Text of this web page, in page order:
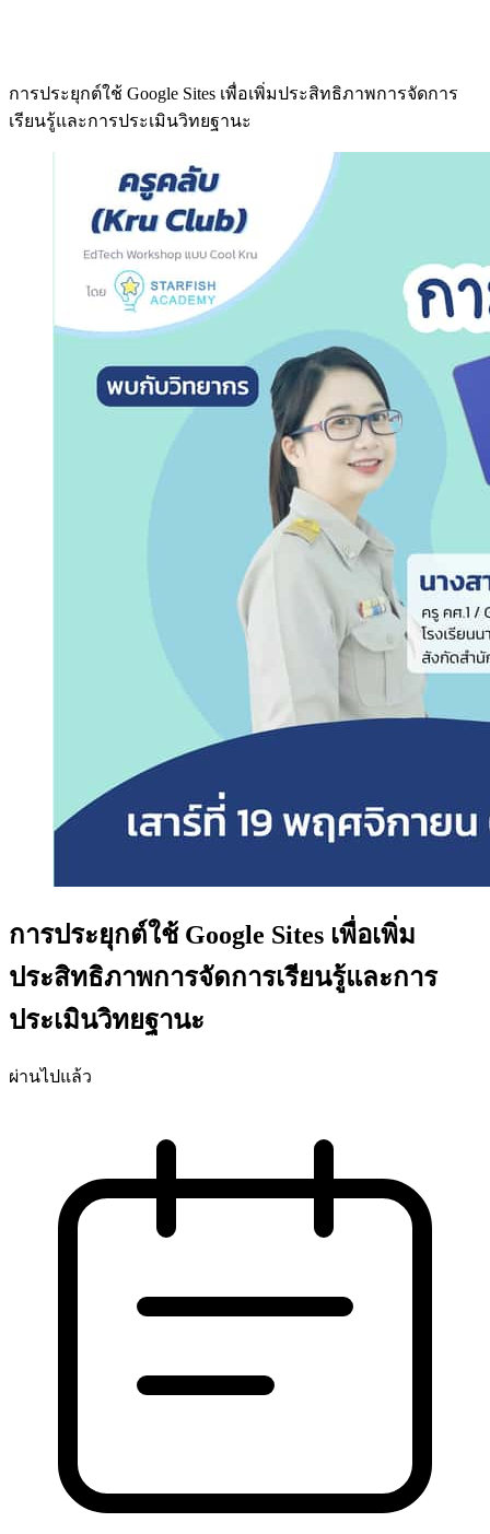
การประยุกต์ใช้ Google Sites เพื่อเพิ่มประสิทธิภาพการจัดการ
เรียนรู้และการประเมินวิทยฐานะ
การประยุกต์ใช้ Google Sites เพื่อเพิ่ม
ประสิทธิภาพการจัดการเรียนรู้และการ
ประเมินวิทยฐานะ
ผ่านไปแล้ว